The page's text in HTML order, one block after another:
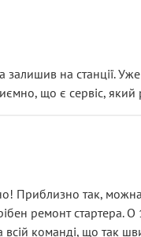
візит. Раніше міняв у
які відкручували”, і
дрібниці вже не
і саме її цей
що сервіс працює
залишив на станції.
що є сервіс,
Приблизно так,
ремонт стартера. О
всій команді, що так